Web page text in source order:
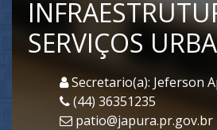
SERVIÇOS
Secretario(a): Jeferson
(44) 36351235
patio@japura.pr.gov.br